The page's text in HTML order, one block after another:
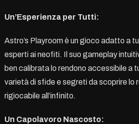
Un’Esperienza per Tutti:
Astro’s Playroom è un gioco adatto a
esperti ai neofiti. Il suo gameplay
ben calibrata lo rendono accessibile a
varietà di sfide e segreti da scoprire lo
rigiocabile all’infinito.
Un Capolavoro Nascosto: